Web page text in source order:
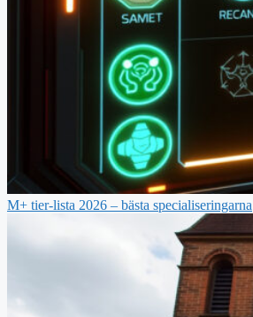
M+ tier-lista 2026 – bästa specialiseringarna